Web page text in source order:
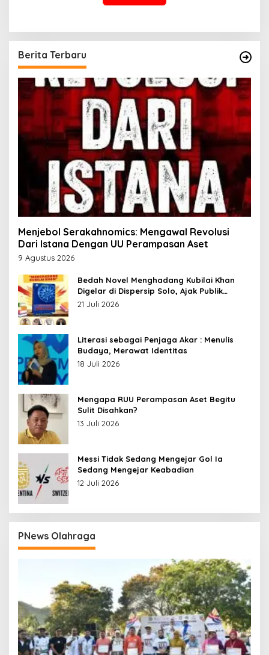
Berita Terbaru
Menjebol Serakahnomics: Mengawal Revolusi
Dari Istana Dengan UU Perampasan Aset
9 Agustus 2026
Bedah Novel Menghadang Kubilai Khan
Digelar di Dispersip Solo, Ajak Publik
Menyelami Heroisme Leluhur Nusantara
21 Juli 2026
Literasi sebagai Penjaga Akar : Menulis
Budaya, Merawat Identitas
18 Juli 2026
Mengapa RUU Perampasan Aset Begitu
Sulit Disahkan?
13 Juli 2026
Messi Tidak Sedang Mengejar Gol Ia
Sedang Mengejar Keabadian
12 Juli 2026
PNews Olahraga